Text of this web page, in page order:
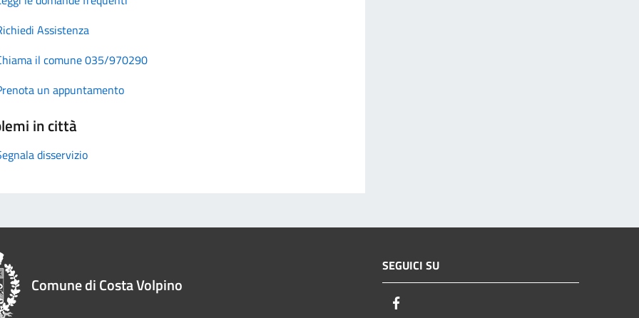
Assistenza
il comune 035/970290
un appuntamento
in città
disservizio
Comune di Costa Volpino
SEGUICI SU